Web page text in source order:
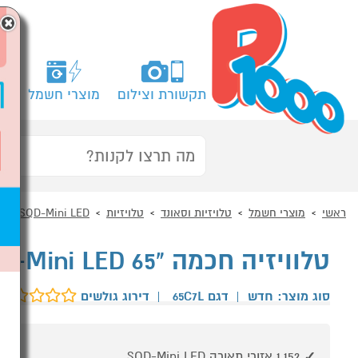
תקשורת וצילום מוצרי חשמל
ראשי מוצרי חשמל טלויזיות וסאונד טלויזיות SQD-Mini LED
טלוויזיה חכמה "65 TCL 65C7L 4K SQD-Mini LED
סוג מוצר: חדש | דגם 65C7L | דירוג גולשים
×